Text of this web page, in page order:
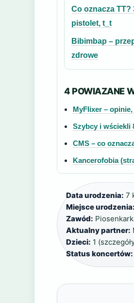
Co oznacza TT?
pistolet, t_t
Bibimbap –
zdrowe
4 POWIAZANE
MyFlixer –
Szybcy i wściekli
CMS – co
Kancerofobia
Data urodzenia: 7
Miejsce urodzenia:
Zawód:
Aktualny partner:
Dzieci: 1
Status koncertów: